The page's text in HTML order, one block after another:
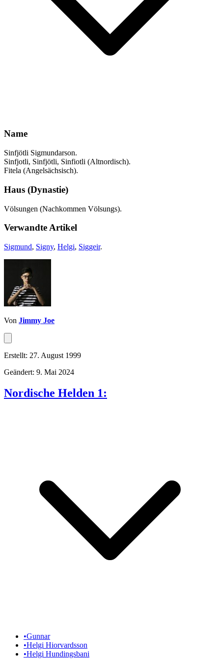
Name
Sinfjötli Sigmundarson.
Sinfjotli, Sinfjötli, Sinfiotli (Altnordisch).
Fitela (Angelsächsisch).
Haus (Dynastie)
Völsungen (Nachkommen Völsungs).
Verwandte Artikel
Sigmund, Signy, Helgi, Siggeir.
Von Jimmy Joe
Erstellt: 27. August 1999
Geändert: 9. Mai 2024
Nordische Helden 1:
•Gunnar
•Helgi Hiorvardsson
•Helgi Hundingsbani